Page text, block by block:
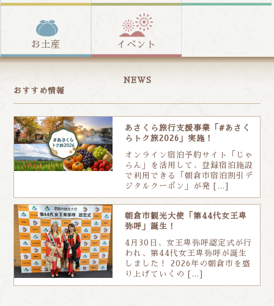
お土産 イベント
NEWS
おすすめ情報
あさくら旅行支援事業「#あさく
らトク旅2026」実施！
オンライン宿泊予約サイト「じゃ
らん」を活用して、登録宿泊施設
で利用できる「朝倉市宿泊割引デ
ジタルクーポン」が発 […]
朝倉市観光大使「第44代女王卑
弥呼」誕生！
4月30日、女王卑弥呼認定式が行
われ、第44代女王卑弥呼が誕生
しました！ 2026年の朝倉市を盛
り上げていくの […]